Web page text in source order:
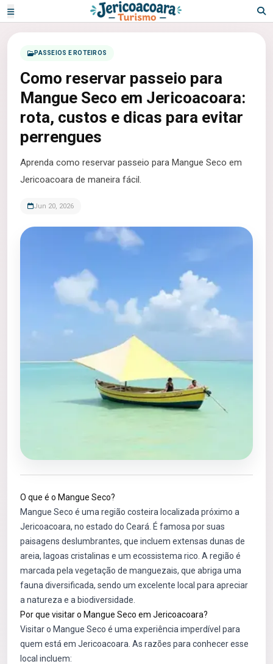
PASSEIOS E ROTEIROS
Como reservar passeio para
Mangue Seco em Jericoacoara:
rota, custos e dicas para evitar
perrengues
Aprenda como reservar passeio para Mangue Seco em
Jericoacoara de maneira fácil.
Jun 20, 2026
O que é o Mangue Seco?
Mangue Seco é uma região costeira localizada próximo a
Jericoacoara, no estado do Ceará. É famosa por suas
paisagens deslumbrantes, que incluem extensas dunas de
areia, lagoas cristalinas e um ecossistema rico. A região é
marcada pela vegetação de manguezais, que abriga uma
fauna diversificada, sendo um excelente local para apreciar
a natureza e a biodiversidade.
Por que visitar o Mangue Seco em Jericoacoara?
Visitar o Mangue Seco é uma experiência imperdível para
quem está em Jericoacoara. As razões para conhecer esse
local incluem: